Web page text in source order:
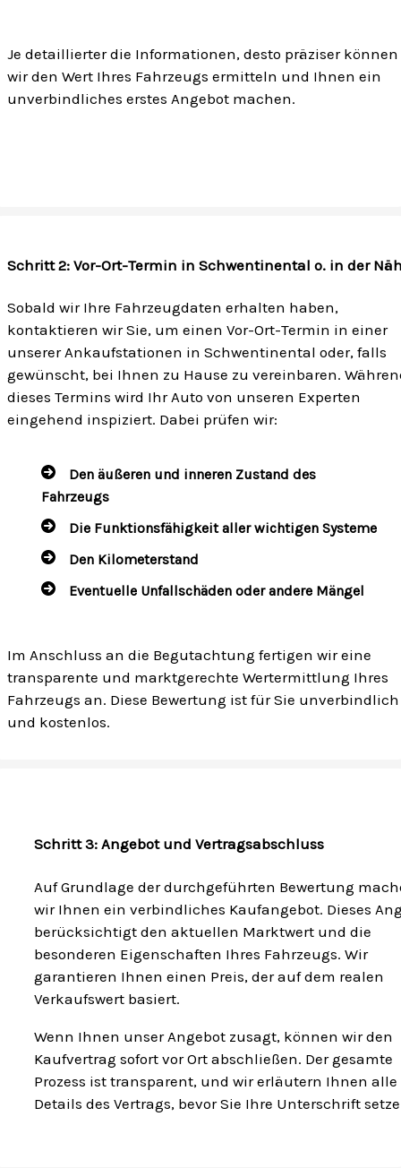
Je detaillierter die Informationen, desto präziser können
wir den Wert Ihres Fahrzeugs ermitteln und Ihnen ein
unverbindliches erstes Angebot machen.
Schritt 2: Vor-Ort-Termin in Schwentinental o. in der
Sobald wir Ihre Fahrzeugdaten erhalten haben,
kontaktieren wir Sie, um einen Vor-Ort-Termin in einer
unserer Ankaufstationen in Schwentinental oder, falls
gewünscht, bei Ihnen zu Hause zu vereinbaren.
dieses Termins wird Ihr Auto von unseren Experten
eingehend inspiziert. Dabei prüfen wir:
Den äußeren und inneren Zustand des
Fahrzeugs
Die Funktionsfähigkeit aller wichtigen Systeme
Den Kilometerstand
Eventuelle Unfallschäden oder andere Mängel
Im Anschluss an die Begutachtung fertigen wir eine
transparente und marktgerechte Wertermittlung Ihres
Fahrzeugs an. Diese Bewertung ist für Sie unverbindlich
und kostenlos.
Schritt 3: Angebot und Vertragsabschluss
Auf Grundlage der durchgeführten Bewertung
wir Ihnen ein verbindliches Kaufangebot. Dieses
berücksichtigt den aktuellen Marktwert und die
besonderen Eigenschaften Ihres Fahrzeugs. Wir
garantieren Ihnen einen Preis, der auf dem realen
Verkaufswert basiert.
Wenn Ihnen unser Angebot zusagt, können wir den
Kaufvertrag sofort vor Ort abschließen. Der gesamte
Prozess ist transparent, und wir erläutern Ihnen alle
Details des Vertrags, bevor Sie Ihre Unterschrift